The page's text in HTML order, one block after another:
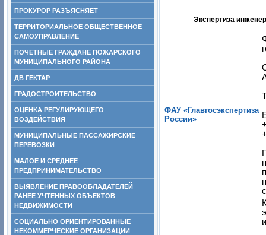
ПРОКУРОР РАЗЪЯСНЯЕТ
ТЕРРИТОРИАЛЬНОЕ ОБЩЕСТВЕННОЕ
САМОУПРАВЛЕНИЕ
ПОЧЕТНЫЕ ГРАЖДАНЕ ПОЖАРСКОГО
МУНИЦИПАЛЬНОГО РАЙОНА
ДВ ГЕКТАР
ГРАДОСТРОИТЕЛЬСТВО
ОЦЕНКА РЕГУЛИРУЮЩЕГО
ВОЗДЕЙСТВИЯ
МУНИЦИПАЛЬНЫЕ ПАССАЖИРСКИЕ
ПЕРЕВОЗКИ
МАЛОЕ И СРЕДНЕЕ
ПРЕДПРИНИМАТЕЛЬСТВО
ВЫЯВЛЕНИЕ ПРАВООБЛАДАТЕЛЕЙ
РАНЕЕ УЧТЕННЫХ ОБЪЕКТОВ
НЕДВИЖИМОСТИ
СОЦИАЛЬНО ОРИЕНТИРОВАННЫЕ
НЕКОММЕРЧЕСКИЕ ОРГАНИЗАЦИИ
Экспертиза
ФАУ «Главгосэкспертиза
России»